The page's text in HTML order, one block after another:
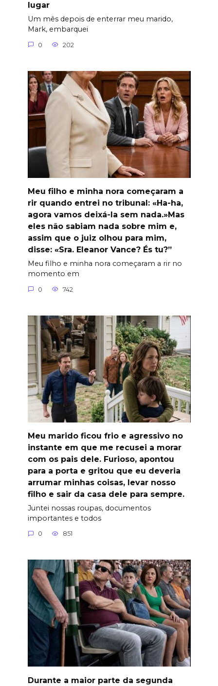
lugar
Um mês depois de enterrar meu marido,
Mark, embarquei
0 202
Meu filho e minha nora começaram a
rir quando entrei no tribunal: «Ha-ha,
agora vamos deixá-la sem nada.»Mas
eles não sabiam nada sobre mim e,
assim que o juiz olhou para mim,
disse: «Sra. Eleanor Vance? És tu?”
Meu filho e minha nora começaram a rir no
momento em
0 742
Meu marido ficou frio e agressivo no
instante em que me recusei a morar
com os pais dele. Furioso, apontou
para a porta e gritou que eu deveria
arrumar minhas coisas, levar nosso
filho e sair da casa dele para sempre.
Juntei nossas roupas, documentos
importantes e todos
0 851
Durante a maior parte da segunda